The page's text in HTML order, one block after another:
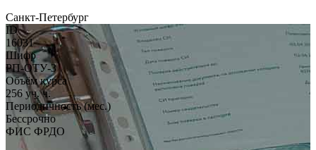
Санкт-Петербург
ID
16031
Шифр
РП-ОТУ-3
Объём курса
256 уч. ч.
Периодичность (мес.)
Бессрочно
ФИС ФРДО